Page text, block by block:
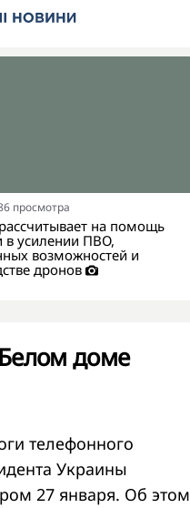
просмотра
на помощь
в усилении ПВО,
возможностей и
дронов
доме
телефонного
Украины
27 января. Об этом